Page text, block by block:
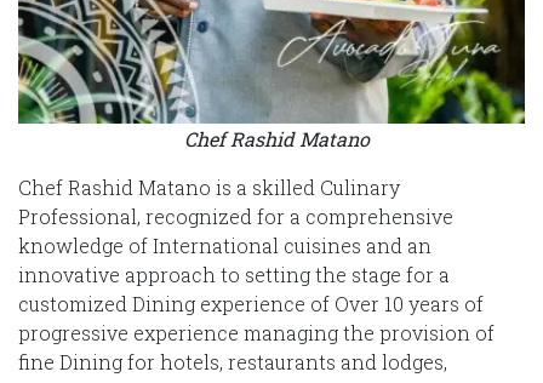
Chef Rashid Matano
Chef Rashid Matano is a skilled Culinary
Professional, recognized for a comprehensive
knowledge of International cuisines and an
innovative approach to setting the stage for a
customized Dining experience of Over 10 years of
progressive experience managing the provision of
fine Dining for hotels, restaurants and lodges,